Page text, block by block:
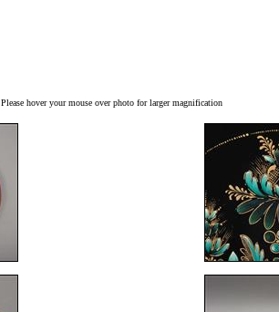
Please hover your mouse over photo for larger magnification